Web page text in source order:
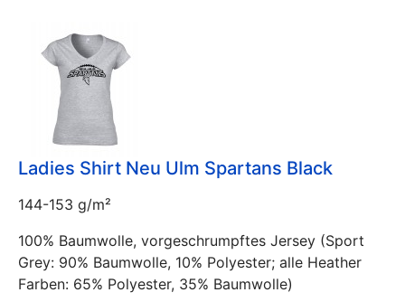
Ladies Shirt Neu Ulm Spartans Black
144-153 g/m²
100% Baumwolle, vorgeschrumpftes Jersey (Sport
Grey: 90% Baumwolle, 10% Polyester; alle Heather
Farben: 65% Polyester, 35% Baumwolle)